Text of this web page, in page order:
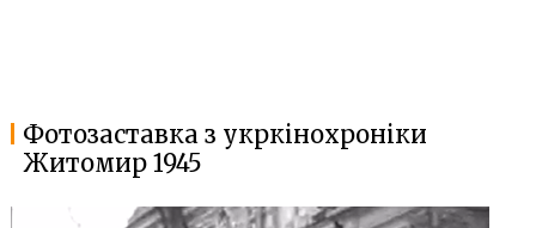
Фотозаставка з укркінохроніки
Житомир 1945